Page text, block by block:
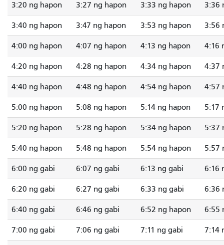
3:20 ng hapon 3:27 ng hapon 3:33 ng hapon 3:36
3:40 ng hapon 3:47 ng hapon 3:53 ng hapon 3:56
4:00 ng hapon 4:07 ng hapon 4:13 ng hapon 4:16
4:20 ng hapon 4:28 ng hapon 4:34 ng hapon 4:37
4:40 ng hapon 4:48 ng hapon 4:54 ng hapon 4:57
5:00 ng hapon 5:08 ng hapon 5:14 ng hapon 5:17
5:20 ng hapon 5:28 ng hapon 5:34 ng hapon 5:37
5:40 ng hapon 5:48 ng hapon 5:54 ng hapon 5:57
6:00 ng gabi 6:07 ng gabi 6:13 ng gabi 6:16
6:20 ng gabi 6:27 ng gabi 6:33 ng gabi 6:36
6:40 ng gabi 6:46 ng gabi 6:52 ng hapon 6:55
7:00 ng gabi 7:06 ng gabi 7:11 ng gabi 7:14